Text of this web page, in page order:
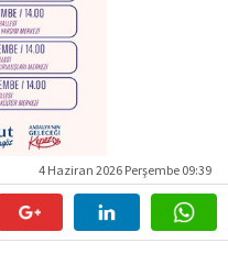
4 Haziran 2026 Perşembe 09:39